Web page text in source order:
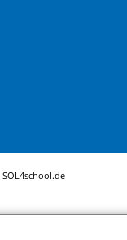
SOL4school.de